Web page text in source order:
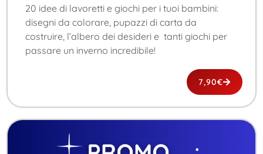
20 idee di lavoretti e giochi per i tuoi bambini:
disegni da colorare, pupazzi di carta da
costruire, l’albero dei desideri e tanti giochi per
passare un inverno incredibile!
7,90€